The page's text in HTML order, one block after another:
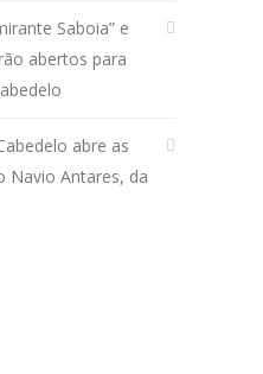
Saboia” e
abertos para
abre as
Navio Antares, da